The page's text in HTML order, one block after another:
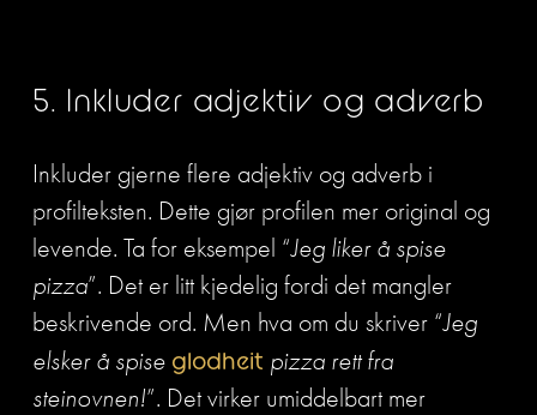
5. Inkluder adjektiv og adverb
Inkluder gjerne flere adjektiv og adverb i
profilteksten. Dette gjør profilen mer original og
levende. Ta for eksempel “Jeg liker å spise
pizza”. Det er litt kjedelig fordi det mangler
beskrivende ord. Men hva om du skriver “Jeg
elsker å spise glodheit pizza rett fra
steinovnen!”. Det virker umiddelbart mer